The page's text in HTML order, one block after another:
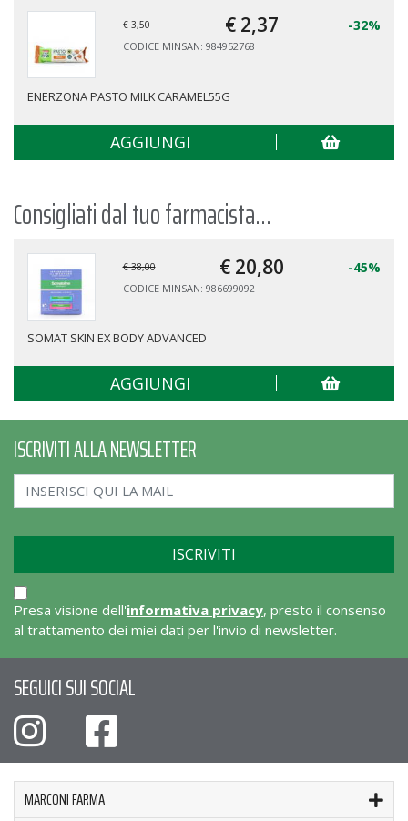
€ 3,50 € 2,37 -32%
CODICE MINSAN: 984952768
ENERZONA PASTO MILK CARAMEL55G
AGGIUNGI
Consigliati dal tuo farmacista...
€ 38,00 € 20,80 -45%
CODICE MINSAN: 986699092
SOMAT SKIN EX BODY ADVANCED
AGGIUNGI
ISCRIVITI ALLA NEWSLETTER
Presa visione dell'informativa privacy, presto il consenso
al trattamento dei miei dati per l'invio di newsletter.
SEGUICI SUI SOCIAL
MARCONI FARMA